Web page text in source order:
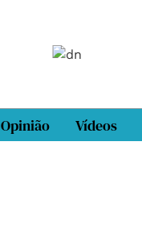
Opinião Vídeos